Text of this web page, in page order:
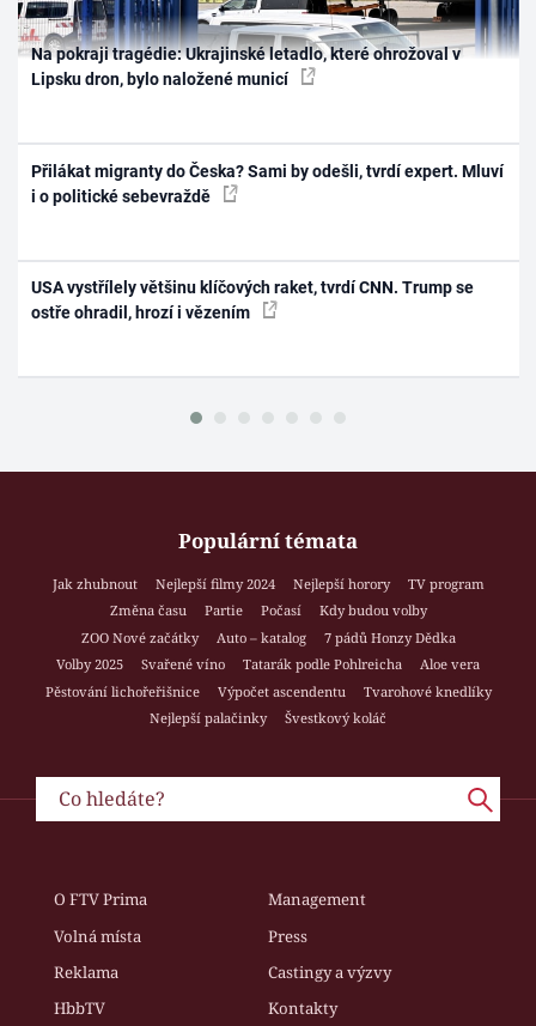
Na pokraji tragédie: Ukrajinské letadlo, které ohrožoval v
Lipsku dron, bylo naložené municí
Přilákat migranty do Česka? Sami by odešli, tvrdí expert. Mluví
i o politické sebevraždě
USA vystřílely většinu klíčových raket, tvrdí CNN. Trump se
ostře ohradil, hrozí i vězením
Populární témata
Jak zhubnout Nejlepší filmy 2024 Nejlepší horory
TV program
Změna času
Partie Počasí
Kdy budou volby
ZOO Nové začátky
Auto – katalog
7 pádů Honzy Dědka
Volby 2025
Svařené víno Tatarák podle Pohlreicha
Aloe vera
Pěstování lichořeřišnice
Výpočet ascendentu
Tvarohové knedlíky
Nejlepší palačinky
Švestkový koláč
O FTV Prima
Management
Volná místa
Press
Reklama
Castingy a výzvy
HbbTV
Kontakty